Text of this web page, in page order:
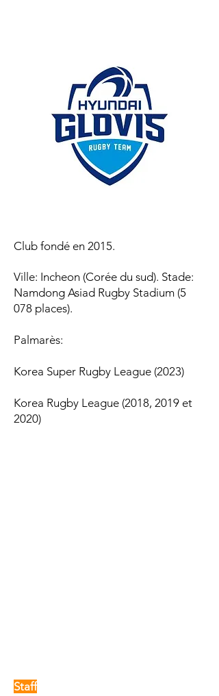
Club fondé en 2015.
Ville: Incheon (Corée du sud). Stade:
Namdong Asiad Rugby Stadium (5
078 places).
Palmarès:​
Korea Super Rugby League (2023)
Korea Rugby League (2018, 2019 et
2020)
Staff